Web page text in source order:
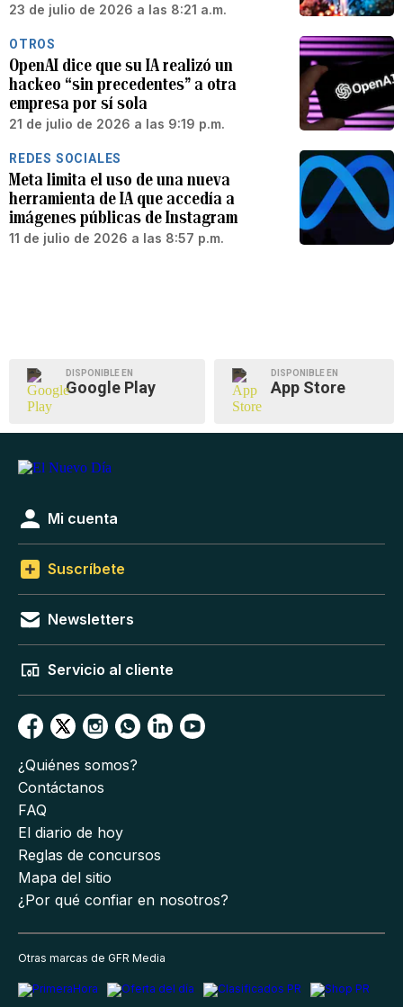
23 de julio de 2026 a las 8:21 a.m.
OTROS
OpenAI dice que su IA realizó un
hackeo “sin precedentes” a otra
empresa por sí sola
21 de julio de 2026 a las 9:19 p.m.
REDES SOCIALES
Meta limita el uso de una nueva
herramienta de IA que accedía a
imágenes públicas de Instagram
11 de julio de 2026 a las 8:57 p.m.
DISPONIBLE EN
Google Play
DISPONIBLE EN
App Store
Mi cuenta
Suscríbete
Newsletters
Servicio al cliente
¿Quiénes somos?
Contáctanos
FAQ
El diario de hoy
Reglas de concursos
Mapa del sitio
¿Por qué confiar en nosotros?
Otras marcas de GFR Media